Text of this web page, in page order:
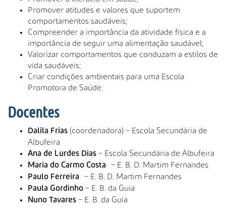
Promover atitudes e valores que suportem
comportamentos saudáveis;
Compreender a importância da atividade física e a
importância de seguir uma alimentação saudável;
Valorizar comportamentos que conduzam a estilos de
vida saudáveis;
Criar condições ambientais para uma Escola
Promotora de Saúde.
Docentes
Dalila Frias (coordenadora) – Escola Secundária de
Albufeira
Ana de Lurdes Dias – Escola Secundária de Albufeira
Maria do Carmo Costa – E. B. D. Martim Fernandes
Paulo Ferreira – E. B. D. Martim Fernandes
Paula Gordinho – E. B. da Guia
Nuno Tavares – E. B. da Guia